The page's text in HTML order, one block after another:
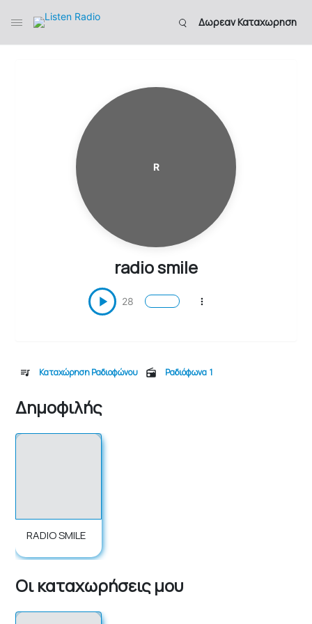
Δωρεαν Καταχωρηση
R
radio smile
28
Καταχώρηση Ραδιοφώνου Ραδιόφωνα 1
Δημοφιλής
RADIO SMILE
Οι καταχωρήσεις μου